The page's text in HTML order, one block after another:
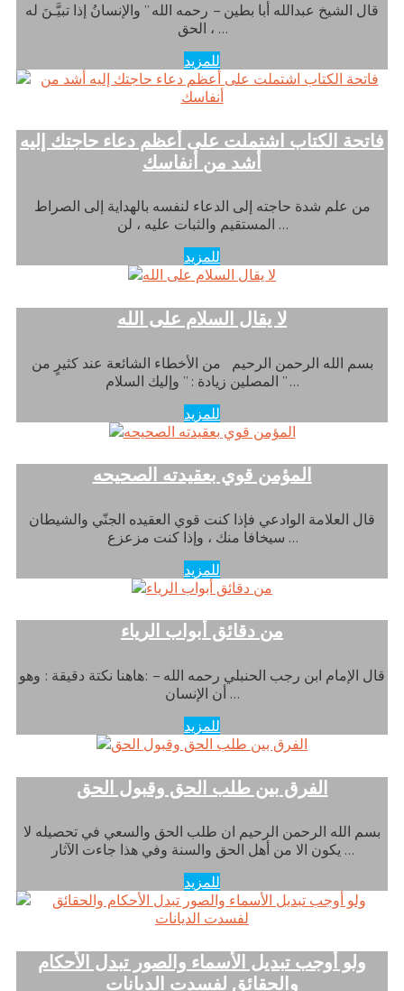
قال الشيخ عبدالله أبا بطين – رحمه الله ” والإنسانُ إذا تبيَّـنَ له
الحق ، …
للمزيد
فاتحة الكتاب اشتملت على أعظم دعاء حاجتك إليه
أشد من أنفاسك
من علم شدة حاجته إلى الدعاء لنفسه بالهداية إلى الصراط
المستقيم والثبات عليه ، لن …
للمزيد
لا يقال السلام على الله
بسم الله الرحمن الرحيم من الأخطاء الشائعة عند كثيرٍ من
المصلين زيادة : ” وإليك السلام ” …
للمزيد
المؤمن قوي بعقيدته الصحيحه
قال العلامة الوادعي فإذا كنت قوي العقيده الجنّي والشيطان
سيخافا منك ، وإذا كنت مزعزع …
للمزيد
من دقائق أبواب الرياء
قال الإمام ابن رجب الحنبلي رحمه الله – :هاهنا نكتة دقيقة : وهو
أن الإنسان …
للمزيد
الفرق بين طلب الحق وقبول الحق
بسم الله الرحمن الرحيم ان طلب الحق والسعي في تحصيله لا
يكون الا من أهل الحق والسنة وفي هذا جاءت الآثار …
للمزيد
ولو أوجب تبديل الأسماء والصور تبدل الأحكام
والحقائق لفسدت الديانات